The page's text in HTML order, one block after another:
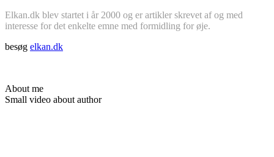
Elkan.dk blev startet i år 2000 og er artikler skrevet af og med
interesse for det enkelte emne med formidling for øje.
besøg elkan.dk
About me
Small video about author